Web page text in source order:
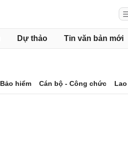
Dự thảo Tin văn bản mới
Bảo hiểm Cán bộ - Công chức